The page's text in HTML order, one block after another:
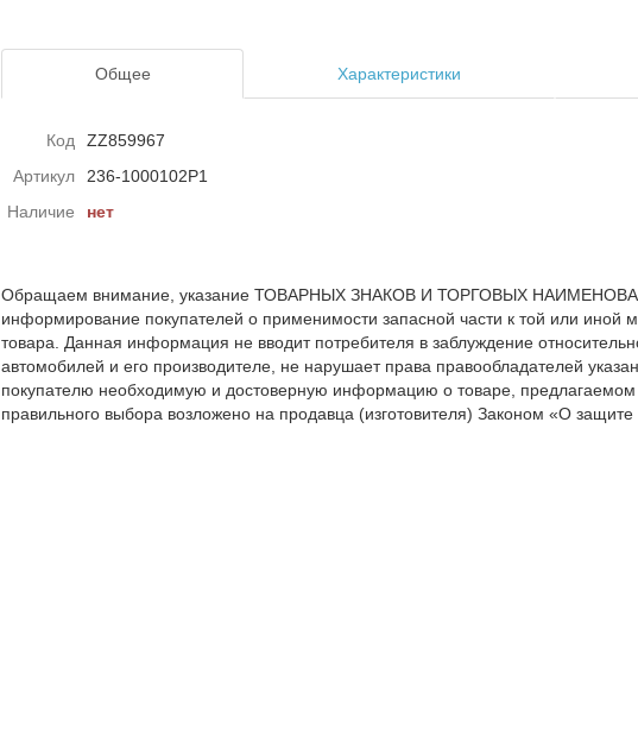
Общее Характеристики
Код
ZZ859967
Артикул
236-1000102Р1
Наличие
нет
Обращаем внимание, указание ТОВАРНЫХ ЗНАКОВ И ТОРГОВЫХ
информирование покупателей о применимости запасной части к той или иной
товара. Данная информация не вводит потребителя в заблуждение
автомобилей и его производителе, не нарушает права правообладателей
покупателю необходимую и достоверную информацию о товаре,
правильного выбора возложено на продавца (изготовителя) Законом «О